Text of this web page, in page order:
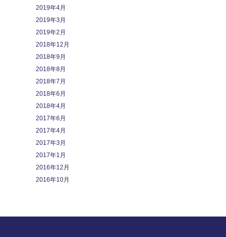
2019年4月
2019年3月
2019年2月
2018年12月
2018年9月
2018年8月
2018年7月
2018年6月
2018年4月
2017年6月
2017年4月
2017年3月
2017年1月
2016年12月
2016年10月